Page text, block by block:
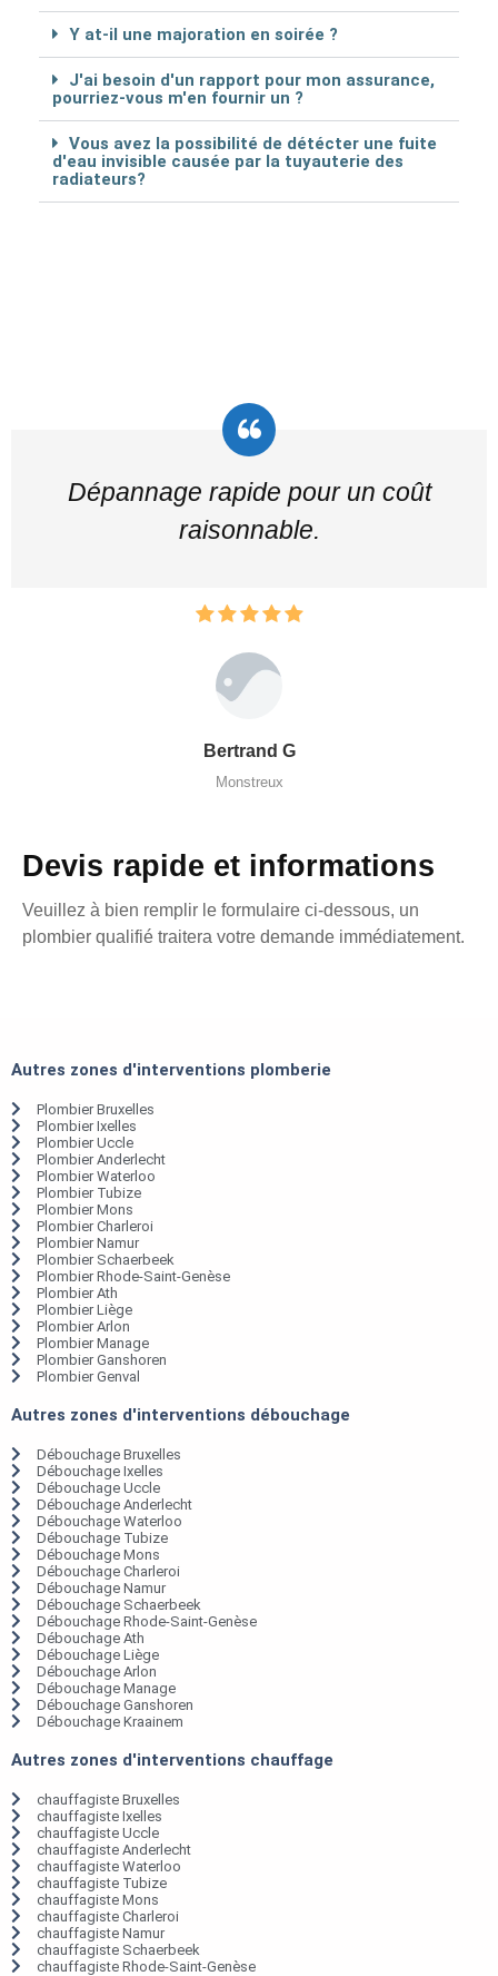
Y at-il une majoration en soirée ?
J'ai besoin d'un rapport pour mon assurance,
pourriez-vous m'en fournir un ?
Vous avez la possibilité de détécter une fuite
d'eau invisible causée par la tuyauterie des
radiateurs?
Dépannage rapide pour un coût
raisonnable.
Bertrand G
Monstreux
Devis rapide et informations
Veuillez à bien remplir le formulaire ci-dessous, un
plombier qualifié traitera votre demande immédiatement.
Autres zones d'interventions plomberie
Plombier Bruxelles
Plombier Ixelles
Plombier Uccle
Plombier Anderlecht
Plombier Waterloo
Plombier Tubize
Plombier Mons
Plombier Charleroi
Plombier Namur
Plombier Schaerbeek
Plombier Rhode-Saint-Genèse
Plombier Ath
Plombier Liège
Plombier Arlon
Plombier Manage
Plombier Ganshoren
Plombier Genval
Autres zones d'interventions débouchage
Débouchage Bruxelles
Débouchage Ixelles
Débouchage Uccle
Débouchage Anderlecht
Débouchage Waterloo
Débouchage Tubize
Débouchage Mons
Débouchage Charleroi
Débouchage Namur
Débouchage Schaerbeek
Débouchage Rhode-Saint-Genèse
Débouchage Ath
Débouchage Liège
Débouchage Arlon
Débouchage Manage
Débouchage Ganshoren
Débouchage Kraainem
Autres zones d'interventions chauffage
chauffagiste Bruxelles
chauffagiste Ixelles
chauffagiste Uccle
chauffagiste Anderlecht
chauffagiste Waterloo
chauffagiste Tubize
chauffagiste Mons
chauffagiste Charleroi
chauffagiste Namur
chauffagiste Schaerbeek
chauffagiste Rhode-Saint-Genèse